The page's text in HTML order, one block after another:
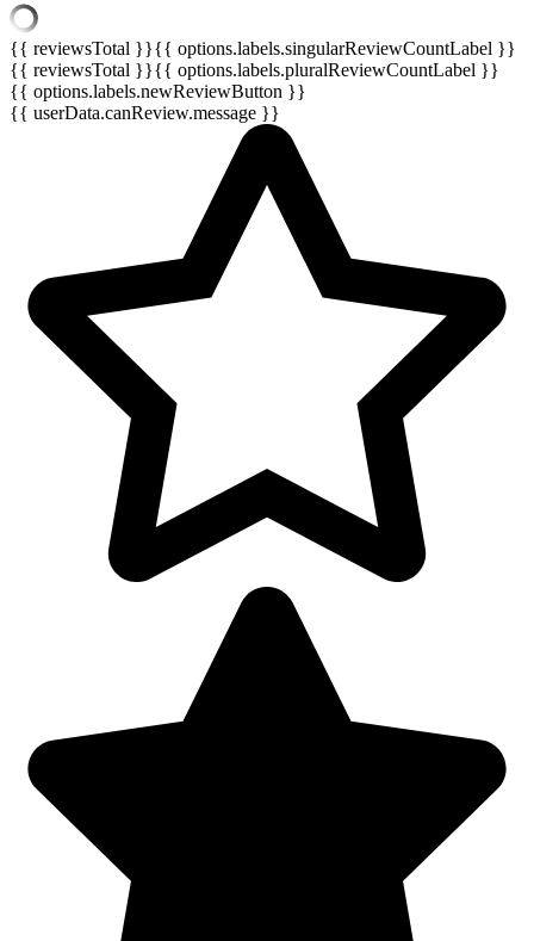
{{ reviewsTotal }}{{ options.labels.singularReviewCountLabel }}
{{ reviewsTotal }}{{ options.labels.pluralReviewCountLabel }}
{{ options.labels.newReviewButton }}
{{ userData.canReview.message }}